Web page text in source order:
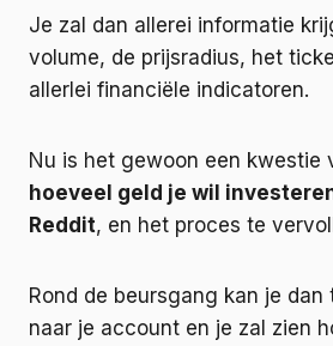
Je zal dan allerei informatie
volume, de prijsradius, het
allerlei financiële indicatoren.
Nu is het gewoon een kwestie
hoeveel geld je wil
Reddit, en het proces te
Rond de beursgang kan je
naar je account en je zal zien